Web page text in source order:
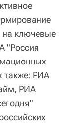
на ключевые
"Россия
также: РИА
РИА